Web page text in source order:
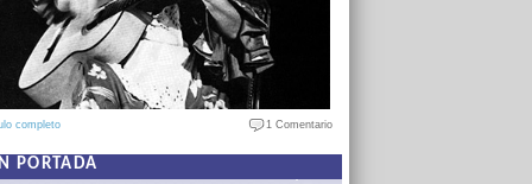
completo 1 Comentario
PORTADA